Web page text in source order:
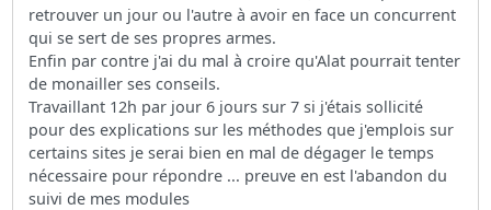
retrouver un jour ou l'autre à avoir en face un concurrent
qui se sert de ses propres armes.
Enfin par contre j'ai du mal à croire qu'Alat pourrait tenter
de monailler ses conseils.
Travaillant 12h par jour 6 jours sur 7 si j'étais sollicité
pour des explications sur les méthodes que j'emplois sur
certains sites je serai bien en mal de dégager le temps
nécessaire pour répondre ... preuve en est l'abandon du
suivi de mes modules